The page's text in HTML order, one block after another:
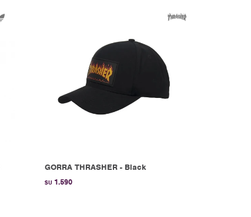
GORRA THRASHER - Black
$U 1.590